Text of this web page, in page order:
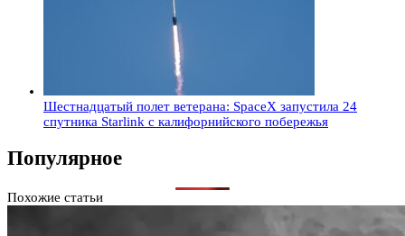
Шестнадцатый полет ветерана: SpaceX запустила 24
спутника Starlink с калифорнийского побережья
Популярное
Похожие статьи